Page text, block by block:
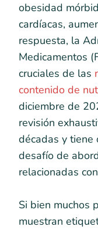
obesidad
cardíacas,
respuesta, la
Medicamentos
cruciales de las
contenido de
diciembre de
revisión
décadas y tiene
desafío de
relacionadas
Si bien muchos
muestran